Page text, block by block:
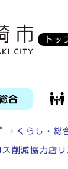
トッ
合
くらし・総
ス削減協力店リ